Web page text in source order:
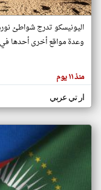
هنا عن
وجهة
كاتبيها.
اليونيسكو تدرج شواطئ
وعدة مواقع أخرى أحدها في
منذ ١١ يوم
ار تي عربي